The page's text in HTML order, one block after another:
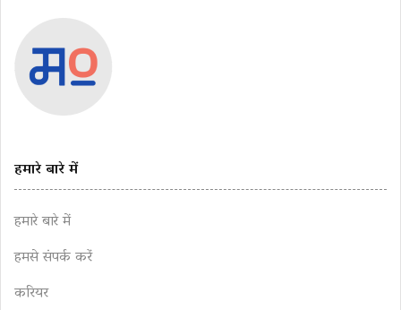
हमारे बारे में
हमारे बारे में
हमसे संपर्क करें
करियर